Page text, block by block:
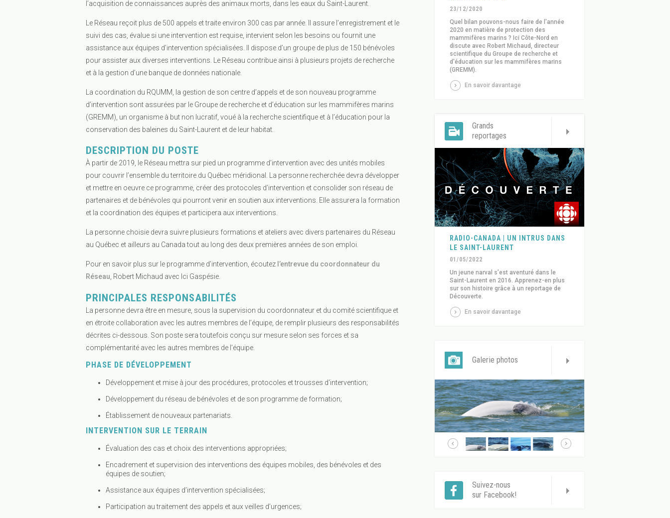
l’acquisition de connaissances auprès des animaux morts, dans les eaux du Saint-Laurent.
Le Réseau reçoit plus de 500 appels et traite environ 300 cas par année. Il assure l’enregistrement et le
suivi des cas, évalue si une intervention est requise, intervient selon les besoins ou fournit une
assistance aux équipes d’intervention spécialisées. Il dispose d’un groupe de plus de 150 bénévoles
pour assister aux diverses interventions. Le Réseau contribue ainsi à plusieurs projets de recherche
et à la gestion d’une banque de données nationale.
La coordination du RQUMM, la gestion de son centre d’appels et de son nouveau programme
d’intervention sont assurées par le Groupe de recherche et d’éducation sur les mammifères marins
(GREMM), un organisme à but non lucratif, voué à la recherche scientifique et à l’éducation pour la
conservation des baleines du Saint-Laurent et de leur habitat.
DESCRIPTION DU POSTE
À partir de 2019, le Réseau mettra sur pied un programme d’intervention avec des unités mobiles
pour couvrir l’ensemble du territoire du Québec méridional. La personne recherchée devra développer
et mettre en oeuvre ce programme, créer des protocoles d’intervention et consolider son réseau de
partenaires et de bénévoles qui pourront venir en soutien aux interventions. Elle assurera la formation
et la coordination des équipes et participera aux interventions.
La personne choisie devra suivre plusieurs formations et ateliers avec divers partenaires du Réseau
au Québec et ailleurs au Canada tout au long des deux premières années de son emploi.
Pour en savoir plus sur le programme d’intervention, écoutez l’entrevue du coordonnateur du
Réseau, Robert Michaud avec Ici Gaspésie.
PRINCIPALES RESPONSABILITÉS
La personne devra être en mesure, sous la supervision du coordonnateur et du comité scientifique et
en étroite collaboration avec les autres membres de l’équipe, de remplir plusieurs des responsabilités
décrites ci-dessous. Son poste sera toutefois conçu sur mesure selon ses forces et sa
complémentarité avec les autres membres de l’équipe.
PHASE DE DÉVELOPPEMENT
Développement et mise à jour des procédures, protocoles et trousses d‘intervention;
Développement du réseau de bénévoles et de son programme de formation;
Établissement de nouveaux partenariats.
INTERVENTION SUR LE TERRAIN
Évaluation des cas et choix des interventions appropriées;
Encadrement et supervision des interventions des équipes mobiles, des bénévoles et des
équipes de soutien;
Assistance aux équipes d’intervention spécialisées;
Participation au traitement des appels et aux veilles d’urgences;
23/12/2020
Quel bilan pouvons-nous faire de l'année
2020 en matière de protection des
mammifères marins ? Ici Côte-Nord en
discute avec Robert Michaud, directeur
scientifique du Groupe de recherche et
d'éducation sur les mammifères marins
(GREMM).
En savoir davantage
Grands
reportages
RADIO-CANADA | UN INTRUS DANS
LE SAINT-LAURENT
01/05/2022
Un jeune narval s’est aventuré dans le
Saint-Laurent en 2016. Apprenez-en plus
sur son histoire grâce à un reportage de
Découverte.
En savoir davantage
Galerie photos
Suivez-nous
sur Facebook!